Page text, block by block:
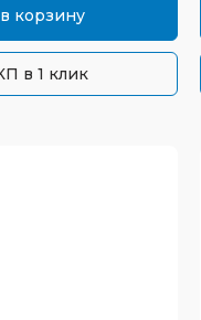
корзину
в 1 клик